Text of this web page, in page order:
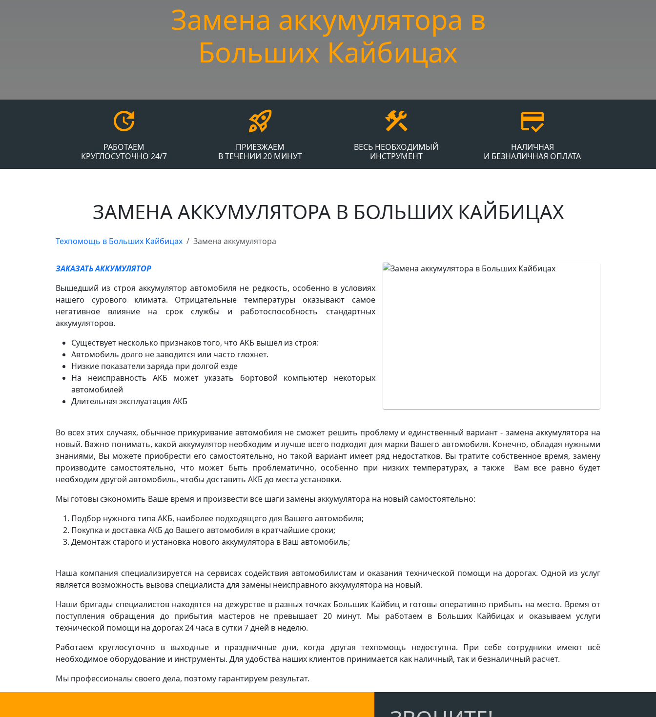
Замена аккумулятора в
Больших Кайбицах
РАБОТАЕМ
КРУГЛОСУТОЧНО 24/7
ПРИЕЗЖАЕМ
В ТЕЧЕНИИ 20 МИНУТ
ВЕСЬ НЕОБХОДИМЫЙ
ИНСТРУМЕНТ
НАЛИЧНАЯ
И БЕЗНАЛИЧНАЯ ОПЛАТА
ЗАМЕНА АККУМУЛЯТОРА В БОЛЬШИХ КАЙБИЦАХ
Техпомощь в Больших Кайбицах Замена аккумулятора
ЗАКАЗАТЬ АККУМУЛЯТОР
Вышедший из строя аккумулятор автомобиля не редкость, особенно в условиях
нашего сурового климата. Отрицательные температуры оказывают самое
негативное влияние на срок службы и работоспособность стандартных
аккумуляторов.
Существует несколько признаков того, что АКБ вышел из строя:
Автомобиль долго не заводится или часто глохнет.
Низкие показатели заряда при долгой езде
На неисправность АКБ может указать бортовой компьютер некоторых
автомобилей
Длительная эксплуатация АКБ
Во всех этих случаях, обычное прикуривание автомобиля не сможет решить проблему и единственный вариант - замена аккумулятора на
новый. Важно понимать, какой аккумулятор необходим и лучше всего подходит для марки Вашего автомобиля. Конечно, обладая нужными
знаниями, Вы можете приобрести его самостоятельно, но такой вариант имеет ряд недостатков. Вы тратите собственное время, замену
производите самостоятельно, что может быть проблематично, особенно при низких температурах, а также Вам все равно будет
необходим другой автомобиль, чтобы доставить АКБ до места установки.
Мы готовы сэкономить Ваше время и произвести все шаги замены аккумулятора на новый самостоятельно:
Подбор нужного типа АКБ, наиболее подходящего для Вашего автомобиля;
Покупка и доставка АКБ до Вашего автомобиля в кратчайшие сроки;
Демонтаж старого и установка нового аккумулятора в Ваш автомобиль;
Наша компания специализируется на сервисах содействия автомобилистам и оказания технической помощи на дорогах. Одной из услуг
является возможность вызова специалиста для замены неисправного аккумулятора на новый.
Наши бригады специалистов находятся на дежурстве в разных точках Больших Кайбиц и готовы оперативно прибыть на место. Время от
поступления обращения до прибытия мастеров не превышает 20 минут. Мы работаем в Больших Кайбицах и оказываем услуги
технической помощи на дорогах 24 часа в сутки 7 дней в неделю.
Работаем круглосуточно в выходные и праздничные дни, когда другая техпомощь недоступна. При себе сотрудники имеют всё
необходимое оборудование и инструменты. Для удобства наших клиентов принимается как наличный, так и безналичный расчет.
Мы профессионалы своего дела, поэтому гарантируем результат.